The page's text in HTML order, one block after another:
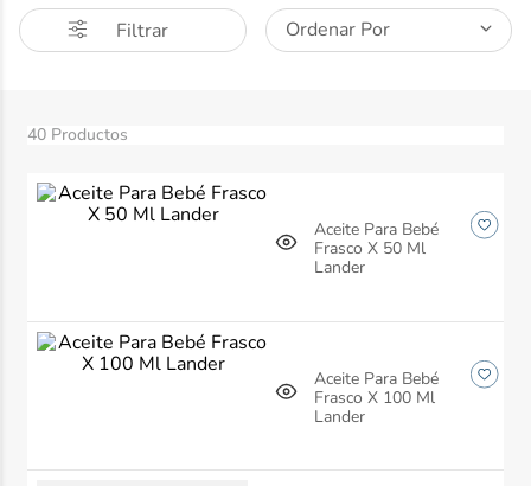
Filtrar Ordenar Por
40 Productos
Aceite Para Bebé
Frasco X 50 Ml
Lander
Aceite Para Bebé
Frasco X 100 Ml
Lander